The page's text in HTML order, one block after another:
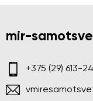
mir-
+375 (29) 613-